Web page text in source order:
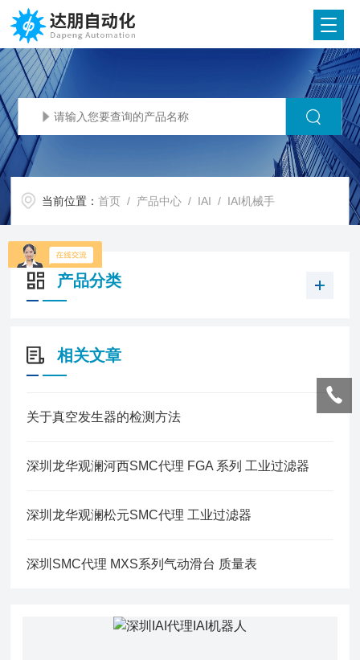
当前位置：首页 / 产品中心 / IAI / IAI机械手
产品分类
相关文章
关于真空发生器的检测方法
深圳龙华观澜河西SMC代理 FGA 系列 工业过滤器
深圳龙华观澜松元SMC代理 工业过滤器
深圳SMC代理 MXS系列气动滑台 质量表